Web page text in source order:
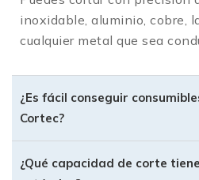
Construcción para Uso
equipos pensando en el
mexicano: resistentes al
de voltaje y al uso continuo.
Portabilidad Inteligente:
compacto,
inoxidable, aluminio, cobre,
cualquier metal que sea
¿Es fácil conseguir
Cortec?
¿Qué capacidad de corte